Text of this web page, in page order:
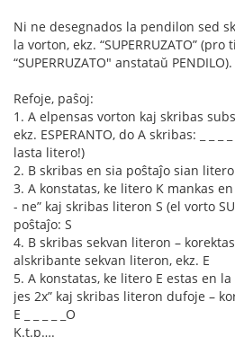
Ni ne desegnados la pendilon sed
la vorton, ekz. “SUPERRUZATO”
“SUPERRUZATO" anstataŭ PENDILO).
Refoje, paŝoj:
1. A elpensas vorton kaj skribas
ekz. ESPERANTO, do A skribas: _ _ _
lasta litero!)
2. B skribas en sia poŝtaĵo sian
3. A konstatas, ke litero K mankas
- ne” kaj skribas literon S (el vorto
poŝtaĵo: S
4. B skribas sekvan literon –
alskribante sekvan literon, ekz. E
5. A konstatas, ke litero E estas en
jes 2x” kaj skribas literon dufoje –
E _ _ _ _ _O
K.t.p….